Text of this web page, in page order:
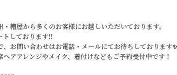
糟屋から多くのお客様にお越しいただいております。
トしております‼️
お問い合わせはお電話・メールにてお待ちしております
アアレンジやメイク、着付けなどもご予約受付中です！